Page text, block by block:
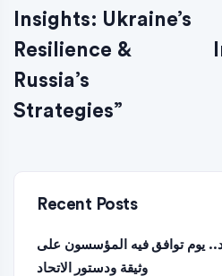
Insights: Ukraine’s
Resilience &
Russia’s
Strategies”
Recent Posts
يوم توافق فيه المؤسسون على
وثيقة ودستور الاتحاد